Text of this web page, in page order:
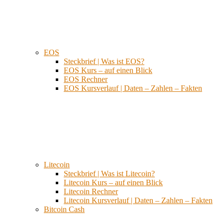
EOS
Steckbrief | Was ist EOS?
EOS Kurs – auf einen Blick
EOS Rechner
EOS Kursverlauf | Daten – Zahlen – Fakten
Litecoin
Steckbrief | Was ist Litecoin?
Litecoin Kurs – auf einen Blick
Litecoin Rechner
Litecoin Kursverlauf | Daten – Zahlen – Fakten
Bitcoin Cash